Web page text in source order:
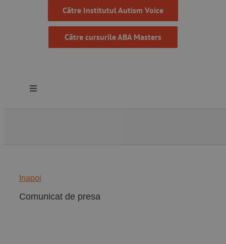
Către Institutul Autism Voice
Către cursurile ABA Masters
Toggle
Programe
Inapoi
Comunicat de presa